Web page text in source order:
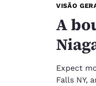
VISÃO
A
Expect
Falls NY,